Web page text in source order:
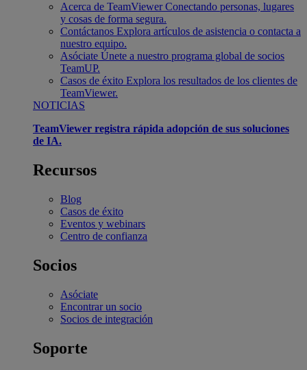
Acerca de TeamViewer Conectando personas, lugares
y cosas de forma segura.
Contáctanos Explora artículos de asistencia o contacta a
nuestro equipo.
Asóciate Únete a nuestro programa global de socios
TeamUP.
Casos de éxito Explora los resultados de los clientes de
TeamViewer.
NOTICIAS
TeamViewer registra rápida adopción de sus soluciones
de IA.
Recursos
Blog
Casos de éxito
Eventos y webinars
Centro de confianza
Socios
Asóciate
Encontrar un socio
Socios de integración
Soporte